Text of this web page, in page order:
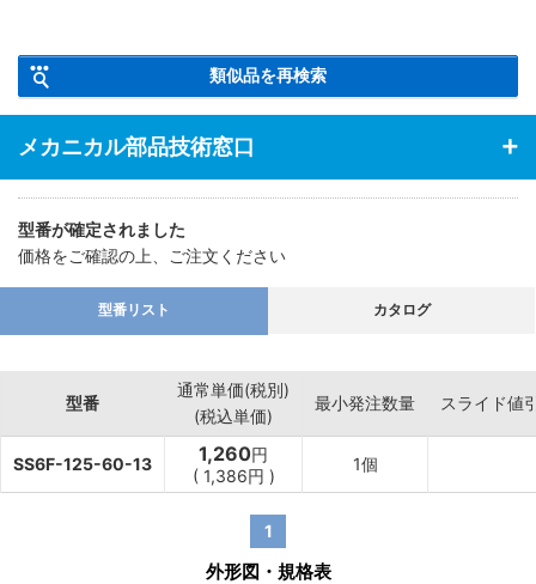
類似品を再検索
メカニカル部品技術窓口
型番が確定されました
価格をご確認の上、ご注文ください
型番リスト カタログ
型番
通常単価(税別)
(税込単価)
最小発注数量 スライド値
SS6F-125-60-13 1,260円
( 1,386円 )
1個
1
外形図・規格表